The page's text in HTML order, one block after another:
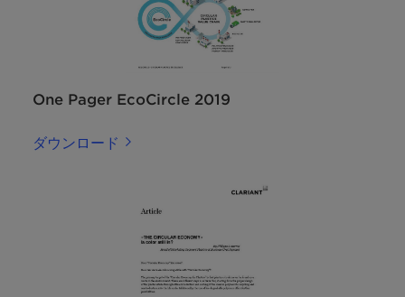
One Pager EcoCircle 2019
ダウンロード